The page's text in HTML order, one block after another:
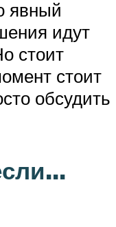
явный
идут
стоит
стоит
обсудить